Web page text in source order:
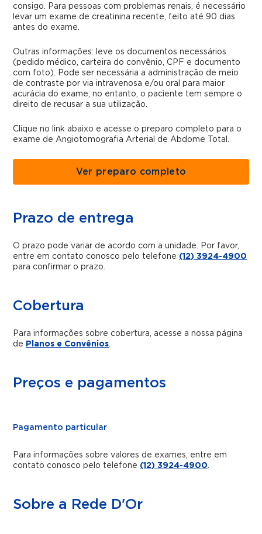
consigo. Para pessoas com problemas renais, é necessário
levar um exame de creatinina recente, feito até 90 dias
antes do exame.
Outras informações: leve os documentos necessários
(pedido médico, carteira do convênio, CPF e documento
com foto). Pode ser necessária a administração de meio
de contraste por via intravenosa e/ou oral para maior
acurácia do exame; no entanto, o paciente tem sempre o
direito de recusar a sua utilização.
Clique no link abaixo e acesse o preparo completo para o
exame de Angiotomografia Arterial de Abdome Total.
Ver preparo completo
Prazo de entrega
O prazo pode variar de acordo com a unidade. Por favor,
entre em contato conosco pelo telefone (12) 3924-4900
para confirmar o prazo.
Cobertura
Para informações sobre cobertura, acesse a nossa página
de Planos e Convênios.
Preços e pagamentos
Pagamento particular
Para informações sobre valores de exames, entre em
contato conosco pelo telefone (12) 3924-4900.
Sobre a Rede D'Or